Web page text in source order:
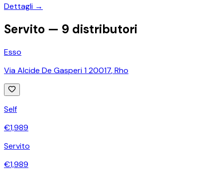
Dettagli →
Servito — 9 distributori
Esso
Via Alcide De Gasperi 1 20017,Rho
Self
€1,989
Servito
€1,989